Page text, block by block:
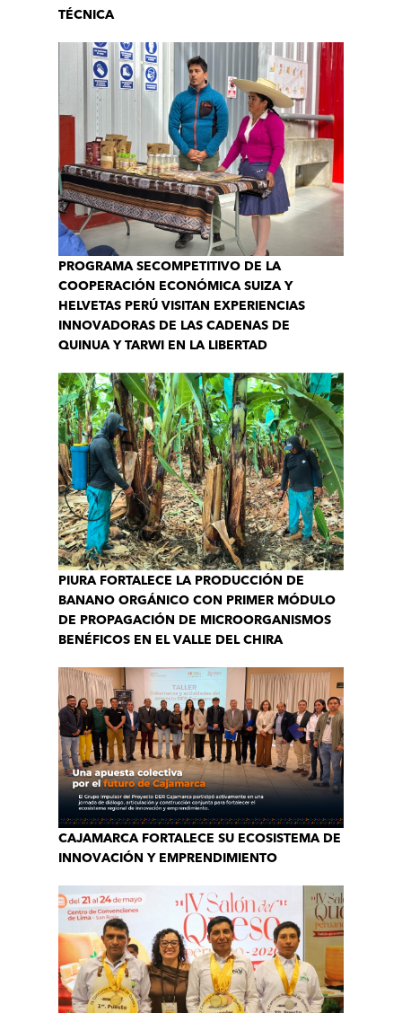
TÉCNICA
PROGRAMA SECOMPETITIVO DE LA
COOPERACIÓN ECONÓMICA SUIZA Y
HELVETAS PERÚ VISITAN EXPERIENCIAS
INNOVADORAS DE LAS CADENAS DE
QUINUA Y TARWI EN LA LIBERTAD
PIURA FORTALECE LA PRODUCCIÓN DE
BANANO ORGÁNICO CON PRIMER MÓDULO
DE PROPAGACIÓN DE MICROORGANISMOS
BENÉFICOS EN EL VALLE DEL CHIRA
CAJAMARCA FORTALECE SU ECOSISTEMA DE
INNOVACIÓN Y EMPRENDIMIENTO